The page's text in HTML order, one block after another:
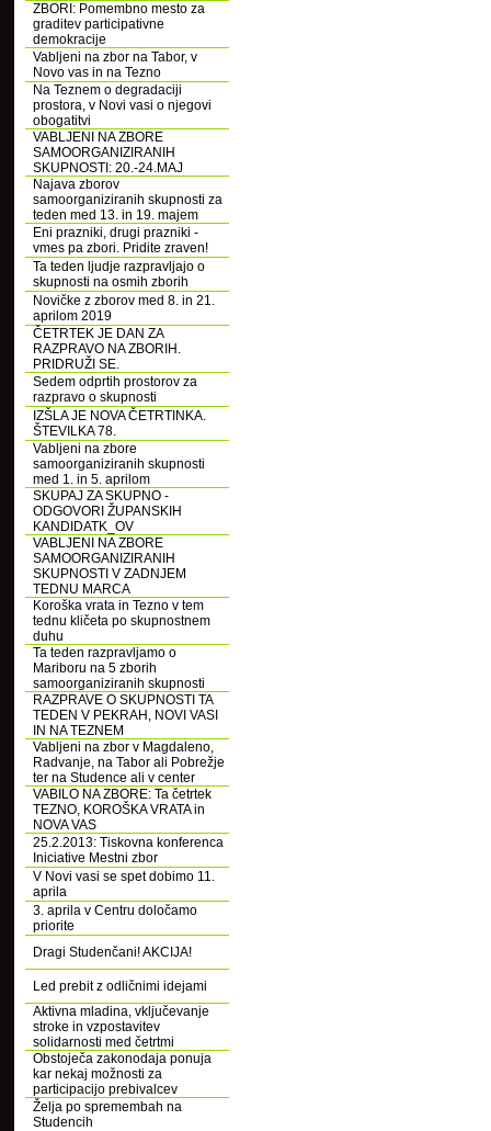
ZBORI: Pomembno mesto za
graditev participativne
demokracije
Vabljeni na zbor na Tabor, v
Novo vas in na Tezno
Na Teznem o degradaciji
prostora, v Novi vasi o njegovi
obogatitvi
VABLJENI NA ZBORE
SAMOORGANIZIRANIH
SKUPNOSTI: 20.-24.MAJ
Najava zborov
samoorganiziranih skupnosti za
teden med 13. in 19. majem
Eni prazniki, drugi prazniki -
vmes pa zbori. Pridite zraven!
Ta teden ljudje razpravljajo o
skupnosti na osmih zborih
Novičke z zborov med 8. in 21.
aprilom 2019
ČETRTEK JE DAN ZA
RAZPRAVO NA ZBORIH.
PRIDRUŽI SE.
Sedem odprtih prostorov za
razpravo o skupnosti
IZŠLA JE NOVA ČETRTINKA.
ŠTEVILKA 78.
Vabljeni na zbore
samoorganiziranih skupnosti
med 1. in 5. aprilom
SKUPAJ ZA SKUPNO -
ODGOVORI ŽUPANSKIH
KANDIDATK_OV
VABLJENI NA ZBORE
SAMOORGANIZIRANIH
SKUPNOSTI V ZADNJEM
TEDNU MARCA
Koroška vrata in Tezno v tem
tednu kličeta po skupnostnem
duhu
Ta teden razpravljamo o
Mariboru na 5 zborih
samoorganiziranih skupnosti
RAZPRAVE O SKUPNOSTI TA
TEDEN V PEKRAH, NOVI VASI
IN NA TEZNEM
Vabljeni na zbor v Magdaleno,
Radvanje, na Tabor ali Pobrežje
ter na Studence ali v center
VABILO NA ZBORE: Ta četrtek
TEZNO, KOROŠKA VRATA in
NOVA VAS
25.2.2013: Tiskovna konferenca
Iniciative Mestni zbor
V Novi vasi se spet dobimo 11.
aprila
3. aprila v Centru določamo
priorite
Dragi Studenčani! AKCIJA!
Led prebit z odličnimi idejami
Aktivna mladina, vključevanje
stroke in vzpostavitev
solidarnosti med četrtmi
Obstoječa zakonodaja ponuja
kar nekaj možnosti za
participacijo prebivalcev
Želja po spremembah na
Studencih